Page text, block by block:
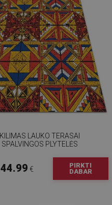
KILIMAS LAUKO TERASAI
SPALVINGOS PLYTELĖS
44.99 €
PIRKTI
DABAR